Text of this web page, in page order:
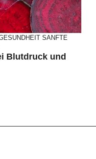
SANFTE
Blutdruck und